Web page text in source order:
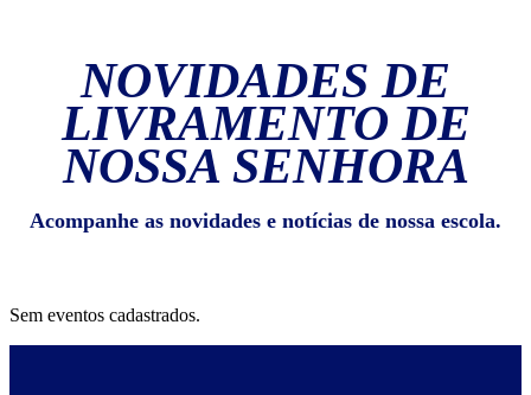
NOVIDADES DE
LIVRAMENTO DE
NOSSA SENHORA
Acompanhe as novidades e notícias de nossa escola.
Sem eventos cadastrados.